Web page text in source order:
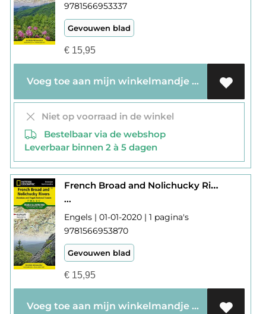
9781566953337
Gevouwen blad
€15,95
Voeg toe aan mijn winkelmandje
Niet op voorraad in de winkel
Bestelbaar via de webshop
Leverbaar binnen 2 à 5 dagen
French Broad and Nolichucky Rivers /NC 782
...
Engels | 01-01-2020 | 1 pagina's
9781566953870
Gevouwen blad
€15,95
Voeg toe aan mijn winkelmandje